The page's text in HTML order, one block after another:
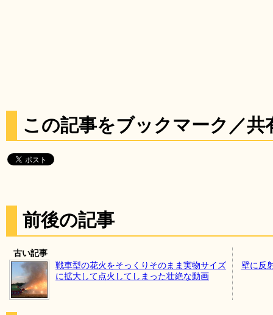
この記事をブックマーク／共
前後の記事
古い記事
戦車型の花火をそっくりそのまま実物サイズ
に拡大して点火してしまった壮絶な動画
壁に反